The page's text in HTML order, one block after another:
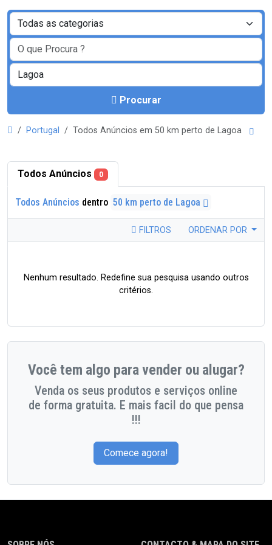
Procurar
Portugal Todos Anúncios em 50 km perto de Lagoa
Todos Anúncios 0
Todos Anúncios dentro 50 km perto de Lagoa
FILTROS ORDENAR POR
Nenhum resultado. Redefine sua pesquisa usando outros
critérios.
Você tem algo para vender ou alugar?
Venda os seus produtos e serviços online
de forma gratuita. E mais facil do que pensa
!!!
Comece agora!